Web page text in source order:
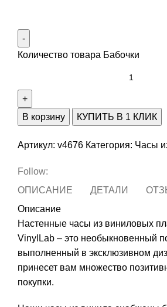
Количество товара Бабочки
В корзину КУПИТЬ В 1 КЛИК
Артикул: v4676 Категория: Часы
Follow:
ОПИСАНИЕ
ДЕТАЛИ
Описание
Настенные часы из виниловых
VinylLab – это необыкновенный
выполненный в эксклюзивном
принесет вам множество
покупки.